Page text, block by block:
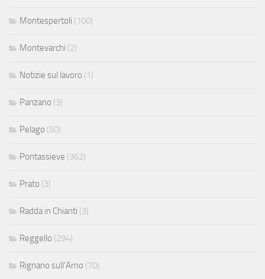
Montespertoli (100)
Montevarchi (2)
Notizie sul lavoro (1)
Panzano (3)
Pelago (50)
Pontassieve (362)
Prato (3)
Radda in Chianti (3)
Reggello (294)
Rignano sull'Arno (70)